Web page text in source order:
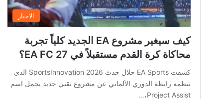
الاخبار
كيف سيغير مشروع EA الجديد كلياً تجربة
محاكاة كرة القدم مستقبلاً في EA FC 27؟
كشفت EA Sports خلال حدث SportsInnovation 2026 الذي
تنظمه رابطة الدوري الألماني عن مشروع تقني جديد يحمل اسم
Project Assist،…